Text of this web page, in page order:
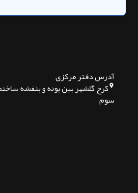
آدرس دفتر مرکزی
کرج گلشهر بین پونه و بنفشه
سوم